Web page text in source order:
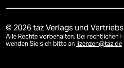
© 2026 taz Verlags und
Alle Rechte vorbehalten. Bei rechtlichen
wenden Sie sich bitte an lizenzen@taz.de